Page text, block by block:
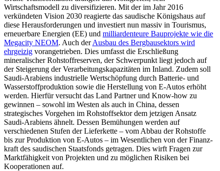
Wirtschaftsmodell zu diversifizieren. Mit der im Jahr 2016
verkündeten Vision 2030 reagierte das saudische Königshaus auf
diese Heraus­forderungen und investiert nun massiv in Tourismus,
erneuerbare Energien (EE) und milliardenteure Bauprojekte wie die
Mega­city NEOM. Auch derAusbau des Bergbausektors wird
ehrgeizig vorangetrieben. Dies umfasst die Erschließung
mineralischer Rohstoffreserven, der Schwerpunkt liegt jedoch auf
der Steigerung der Verarbeitungskapazitäten im Inland. Zudem soll
Saudi-Ara­biens industrielle Wertschöpfung durch Batterie- und
Wasserstoffproduktion sowie die Herstellung von E-Autos erhöht
werden. Hierfür versucht das Land Partner und Know-how zu
gewin­nen – sowohl im Westen als auch in China, dessen
strategisches Vorgehen im Rohstoffsektor dem jet­zigen Ansatz
Saudi-Arabiens ähnelt. Dessen Bemühungen werden auf
verschiedenen Stufen der Lieferkette – vom Abbau der Roh­stoffe
bis zur Produktion von E‑Autos – im Wesentlichen von der Finanz­
kraft des saudischen Staatsfonds getragen. Dies wirft Fragen zur
Marktfähigkeit von Projekten und zu mög­lichen Risiken bei
Kooperationen auf.